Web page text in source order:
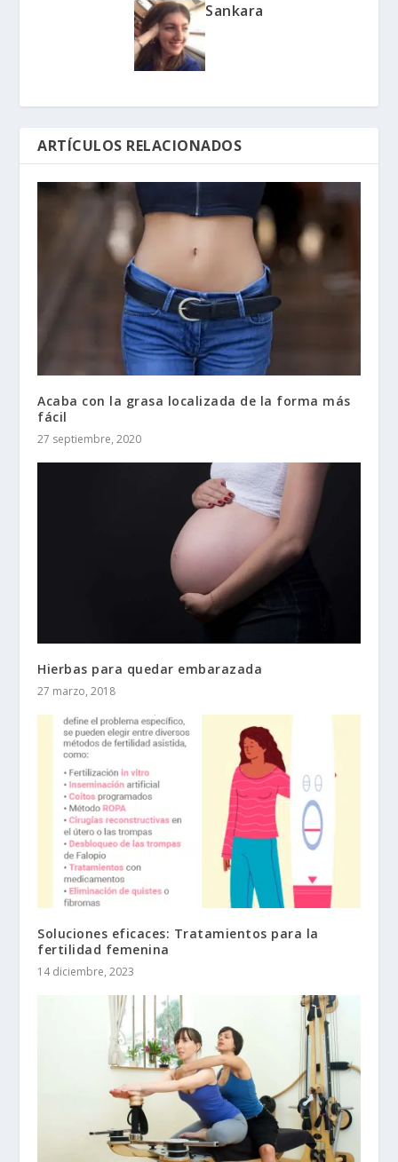
Sankara
ARTÍCULOS RELACIONADOS
Acaba con la grasa localizada de la forma más
fácil
27 septiembre, 2020
Hierbas para quedar embarazada
27 marzo, 2018
Soluciones eficaces: Tratamientos para la
fertilidad femenina
14 diciembre, 2023